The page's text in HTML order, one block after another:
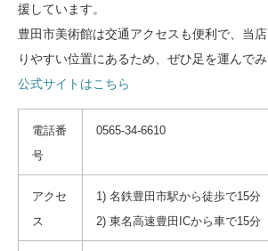
援しています。
豊田市美術館は交通アクセスも便利で、当
りやすい位置にあるため、ぜひ足を運んでみ
公式サイトはこちら
電話番
号
0565-34-6610
アクセ
ス
1) 名鉄豊田市駅から徒歩で15分
2) 東名高速豊田ICから車で15分